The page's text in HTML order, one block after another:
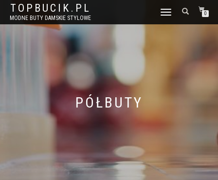
TOPBUCIK.PL
MODNE BUTY DAMSKIE STYLOWE
WŁĄCZ
NAWIGACJĘ
0
PÓŁBUTY